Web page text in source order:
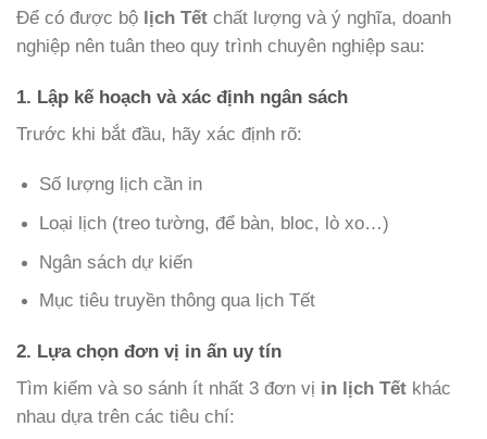
Để có được bộ lịch Tết chất lượng và ý nghĩa, doanh
nghiệp nên tuân theo quy trình chuyên nghiệp sau:
1. Lập kế hoạch và xác định ngân sách
Trước khi bắt đầu, hãy xác định rõ:
Số lượng lịch cần in
Loại lịch (treo tường, để bàn, bloc, lò xo…)
Ngân sách dự kiến
Mục tiêu truyền thông qua lịch Tết
2. Lựa chọn đơn vị in ấn uy tín
Tìm kiếm và so sánh ít nhất 3 đơn vị in lịch Tết khác
nhau dựa trên các tiêu chí: